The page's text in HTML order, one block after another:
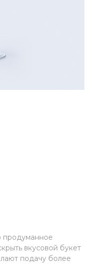
продуманное
вкусовой букет
подачу более